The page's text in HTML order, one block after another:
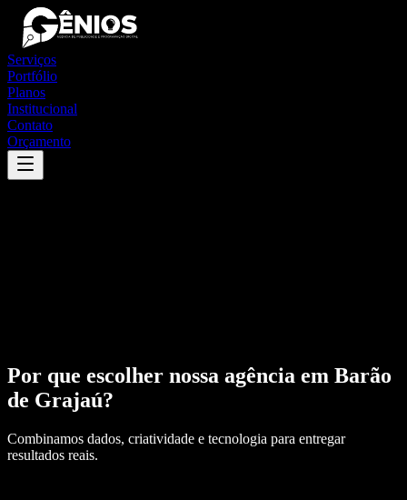
Serviços
Portfólio
Planos
Institucional
Contato
Orçamento
Por que escolher nossa agência em Barão
de Grajaú?
Combinamos dados, criatividade e tecnologia para entregar
resultados reais.